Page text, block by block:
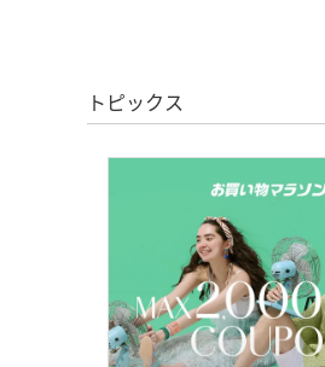
トピックス